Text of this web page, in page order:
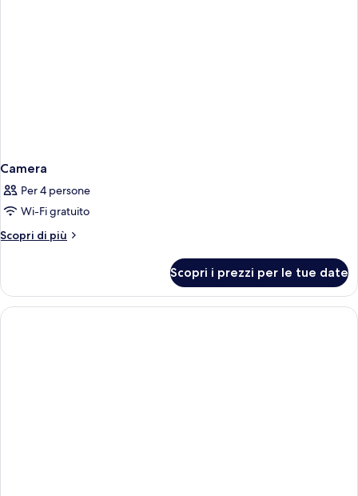
Camera
Per 4 persone
Wi-Fi gratuito
Scopri di più
Altri
Scopri i prezzi per le tue date